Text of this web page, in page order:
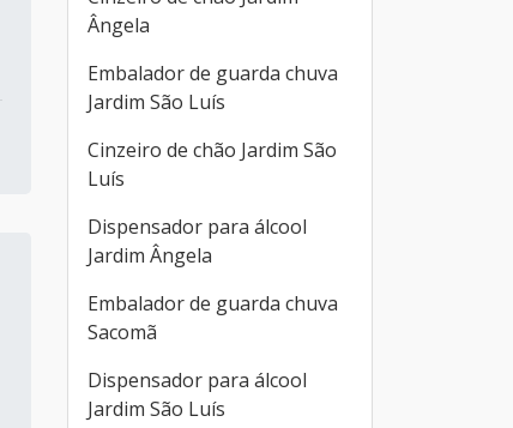
Ângela
Embalador de guarda chuva
Jardim São Luís
Cinzeiro de chão Jardim São
Luís
Dispensador para álcool
Jardim Ângela
Embalador de guarda chuva
Sacomã
Dispensador para álcool
Jardim São Luís